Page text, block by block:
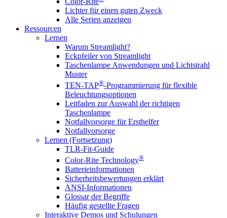
Lichter für einen guten Zweck
Alle Serien anzeigen
Ressourcen
Lernen
Warum Streamlight?
Eckpfeiler von Streamlight
Taschenlampe Anwendungen und Lichtstrahl
Muster
TEN-TAP®-Programmierung für flexible
Beleuchtungsoptionen
Leitfaden zur Auswahl der richtigen
Taschenlampe
Notfallvorsorge für Ersthelfer
Notfallvorsorge
Lernen (Fortsetzung)
TLR-Fit-Guide
Color-Rite Technology®
Batterieinformationen
Sicherheitsbewertungen erklärt
ANSI-Informationen
Glossar der Begriffe
Häufig gestellte Fragen
Interaktive Demos und Schulungen